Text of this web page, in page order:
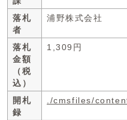
落札
者
浦野株式会社
落札
金額
（税
込）
1,309円
開札
録
./cmsfiles/